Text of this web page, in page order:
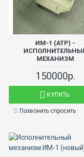
ИМ-1 (АТР) -
МЕХАНИЗМ
150000р.
КУПИТЬ
Позвонить спросить